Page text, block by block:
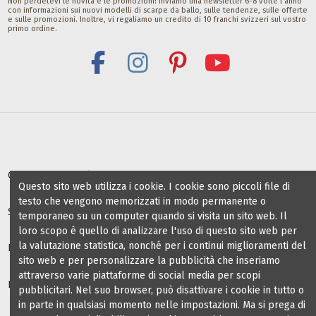
CHF 9,00 Gala Dance Accessories
CHF 8,00
con informazioni sui nuovi modelli di scarpe da ballo, sulle tendenze, sulle offerte
e sulle promozioni. Inoltre, vi regaliamo un credito di 10 franchi svizzeri sul vostro
primo ordine.
Offerte per scuole e maestri di danza
Scuole di ballo partner
Informazioni
Blog scarpe da ballo
Questo sito web utilizza i cookie. I cookie sono piccoli file di
testo che vengono memorizzati in modo permanente o
temporaneo su un computer quando si visita un sito web. Il
loro scopo è quello di analizzare l'uso di questo sito web per
la valutazione statistica, nonché per i continui miglioramenti del
sito web e per personalizzare la pubblicità che inseriamo
attraverso varie piattaforme di social media per scopi
pubblicitari. Nel suo browser, può disattivare i cookie in tutto o
in parte in qualsiasi momento nelle impostazioni. Ma si prega di